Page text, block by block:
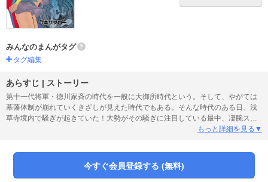
みんなのまんがタグ
タグ編集
あらすじ | ストーリー
第十一代将軍・徳川家斉の時代を一般に大御所時代という。そして、やがては
幕藩体制が崩れていくきざしが見えた時代でもある。そんな時代のある日、浅
草寺境内で騒ぎが起きていた！大勢がその騒ぎに注目している最中、凄腕スリ
師の政はいくつもの財布を懐からスっていた。誰にも気づかれずに浅草寺境内
言われ、修行の場へと連れて行き刃物を使った特訓をすると欄の身のこなしを
見た政は女忍者という事に気づき…。女忍者『蘭』の生き様を描いた作品！
もっと詳細を見る▼
今すぐ会員登録する (無料)